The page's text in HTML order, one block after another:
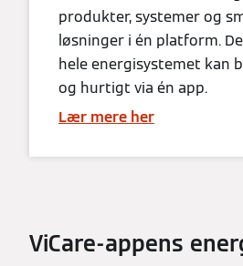
produkter, systemer og
løsninger i én platform.
hele energisystemet kan
og hurtigt via én app.
Lær mere her
ViCare-appens